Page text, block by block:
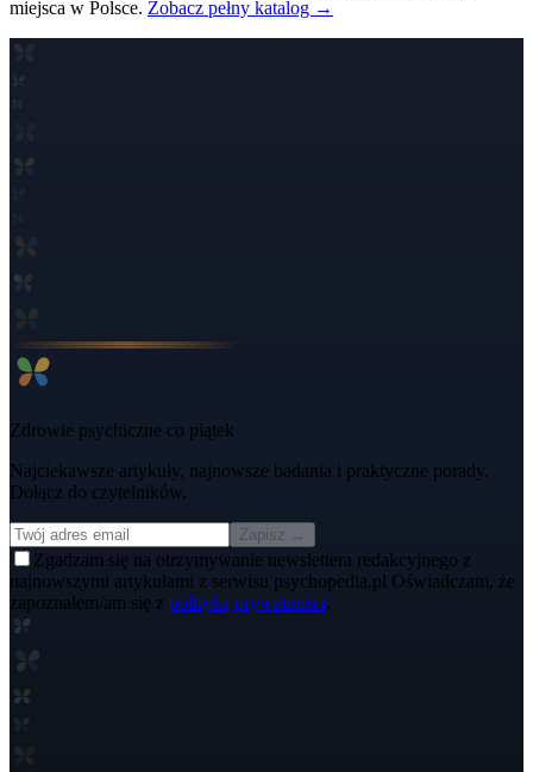
miejsca w Polsce. Zobacz pełny katalog →
Zdrowie psychiczne co piątek
Najciekawsze artykuły, najnowsze badania i praktyczne porady.
Dołącz do czytelników.
Zapisz →
Zgadzam się na otrzymywanie newslettera redakcyjnego z
najnowszymi artykułami z serwisu psychopedia.pl Oświadczam, że
zapoznałem/am się z polityką prywatności.